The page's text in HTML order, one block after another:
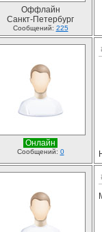
Оффлайн
Санкт-Петербург
Сообщений: 225
Онлайн
Сообщений: 0